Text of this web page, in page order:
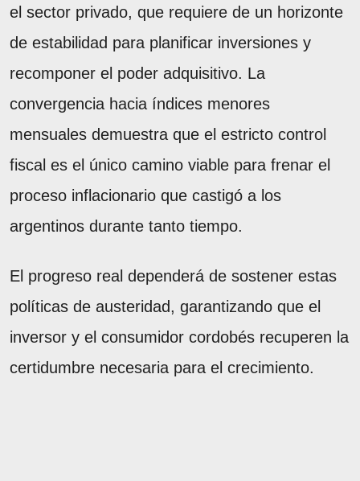
el sector privado, que requiere de un horizonte
de estabilidad para planificar inversiones y
recomponer el poder adquisitivo. La
convergencia hacia índices menores
mensuales demuestra que el estricto control
fiscal es el único camino viable para frenar el
proceso inflacionario que castigó a los
argentinos durante tanto tiempo.
El progreso real dependerá de sostener estas
políticas de austeridad, garantizando que el
inversor y el consumidor cordobés recuperen la
certidumbre necesaria para el crecimiento.